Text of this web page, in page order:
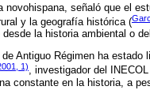
señaló que el
y la geografía histórica (
la historia ambiental o
Antiguo Régimen ha estado
1), investigador del
constante en la historia, a